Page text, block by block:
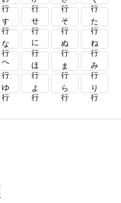
す行 せ行 そ行 た行
な行 に行 ぬ行 ね行
へ行 ほ行 ま行 み行
ゆ行 よ行 ら行 り行